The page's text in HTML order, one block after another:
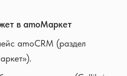
в amoМаркет
amoCRM (раздел